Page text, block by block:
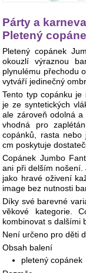
Párty a
Pletený
Pletený copánek
okouzlí výraznou
plynulému přechodu
vytváří jedinečný
Tento typ copánku je
je ze syntetických
ale zároveň odolná
vhodná pro
copánků, rasta
cm poskytuje
Copánek Jumbo
ani při delším nošení.
jako hravé oživení
image bez nutnosti
Díky své barevné
věkové kategorie.
kombinovat s dalšími
Není určeno pro děti
Obsah balení
pletený copánek